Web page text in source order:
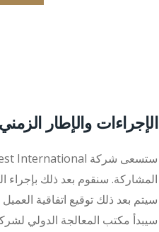
الإجراءات والإطار الزمني
المشاركة. سنقوم بعد ذلك بإجراء
سيتم بعد ذلك توقيع اتفاقية